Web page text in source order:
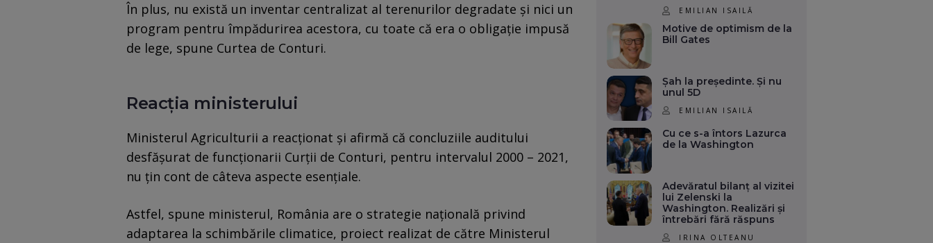
În plus, nu există un inventar centralizat al terenurilor degradate și nici un
program pentru împădurirea acestora, cu toate că era o obligație impusă
de lege, spune Curtea de Conturi.
Reacția ministerului
Ministerul Agriculturii a reacționat și afirmă că concluziile auditului
desfășurat de funcționarii Curții de Conturi, pentru intervalul 2000 – 2021,
nu țin cont de câteva aspecte esențiale.
Astfel, spune ministerul, România are o strategie națională privind
adaptarea la schimbările climatice, proiect realizat de către Ministerul
EMILIAN ISAILĂ
Motive de optimism de la
Bill Gates
Șah la președinte. Și nu
unul 5D
EMILIAN ISAILĂ
Cu ce s-a întors Lazurca
de la Washington
Adevăratul bilanț al vizitei
lui Zelenski la
Washington. Realizări și
întrebări fără răspuns
IRINA OLTEANU